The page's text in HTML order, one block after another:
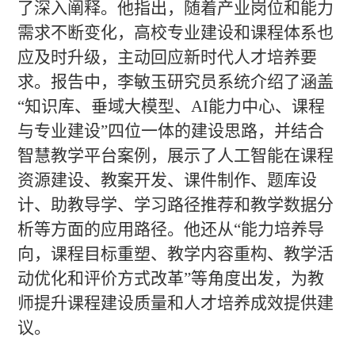
了深入阐释。他指出，随着产业岗位和能力
需求不断变化，高校专业建设和课程体系也
应及时升级，主动回应新时代人才培养要
求。报告中，李敏玉研究员系统介绍了涵盖
“知识库、垂域大模型、 AI能力中心、课程
与专业建设”四位一体的建设思路，并结合
智慧教学平台案例，展示了人工智能在课程
资源建设、教案开发、课件制作、题库设
计、助教导学、学习路径推荐和教学数据分
析等方面的应用路径。他还从“能力培养导
向，课程目标重塑、教学内容重构、教学活
动优化和评价方式改革”等角度出发，为教
师提升课程建设质量和人才培养成效提供建
议。